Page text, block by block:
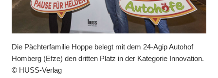
Die Pächterfamilie Hoppe belegt mit dem 24-Agip Autohof
Homberg (Efze) den dritten Platz in der Kategorie Innovation.
© HUSS-Verlag